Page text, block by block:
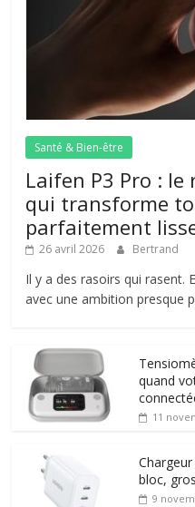
Santé & Bien-être
Laifen P3 Pro :
qui transforme
parfaitement
26 avril 2026 Bertrand
Il y a des rasoirs qui rasent.
avec une ambition presque
quand
11
bloc,
9